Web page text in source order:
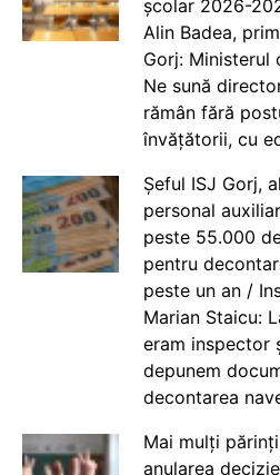
școlar 2026-
Alin Badea,
Gorj:
Ne sună
rămân fără
învățătorii, cu
Șeful ISJ Gorj,
personal
peste 55.000
pentru
peste un an /
Marian Staicu:
eram inspector
depunem
decontarea
Mai mulți
anularea